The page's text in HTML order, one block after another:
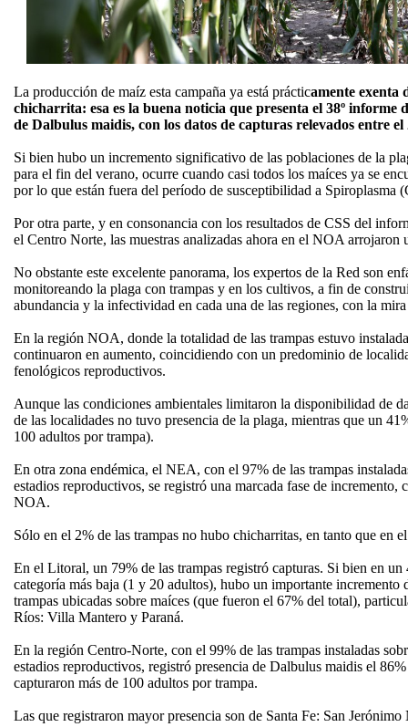
La producción de maíz esta campaña ya está prácticamente exenta
chicharrita: esa es la buena noticia que presenta el 38º informe
de Dalbulus maidis, con los datos de capturas relevados entre el
Si bien hubo un incremento significativo de las poblaciones de la
para el fin del verano, ocurre cuando casi todos los maíces ya se
por lo que están fuera del período de susceptibilidad a Spiroplasma
Por otra parte, y en consonancia con los resultados de CSS del
el Centro Norte, las muestras analizadas ahora en el NOA
No obstante este excelente panorama, los expertos de la Red son
monitoreando la plaga con trampas y en los cultivos, a fin de
abundancia y la infectividad en cada una de las regiones, con la
En la región NOA, donde la totalidad de las trampas estuvo
continuaron en aumento, coincidiendo con un predominio de
fenológicos reproductivos.
Aunque las condiciones ambientales limitaron la disponibilidad de
de las localidades no tuvo presencia de la plaga, mientras que un
100 adultos por trampa).
En otra zona endémica, el NEA, con el 97% de las trampas
estadios reproductivos, se registró una marcada fase de incremento,
NOA.
Sólo en el 2% de las trampas no hubo chicharritas, en tanto que en
En el Litoral, un 79% de las trampas registró capturas. Si bien en
categoría más baja (1 y 20 adultos), hubo un importante incremento
trampas ubicadas sobre maíces (que fueron el 67% del total),
Ríos: Villa Mantero y Paraná.
En la región Centro-Norte, con el 99% de las trampas instaladas
estadios reproductivos, registró presencia de Dalbulus maidis el
capturaron más de 100 adultos por trampa.
Las que registraron mayor presencia son de Santa Fe: San